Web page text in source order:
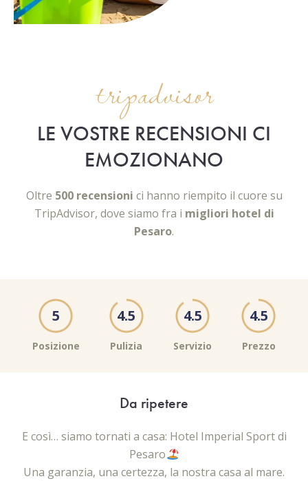
tripadvisor
LE VOSTRE RECENSIONI CI
EMOZIONANO
Oltre 500 recensioni ci hanno riempito il cuore su
TripAdvisor, dove siamo fra i migliori hotel di
Pesaro.
5
Posizione
4.5
Pulizia
4.5
Servizio
4.5
Prezzo
Da ripetere
E così… siamo tornati a casa: Hotel Imperial Sport di
Pesaro
Una garanzia, una certezza, la nostra casa al mare.